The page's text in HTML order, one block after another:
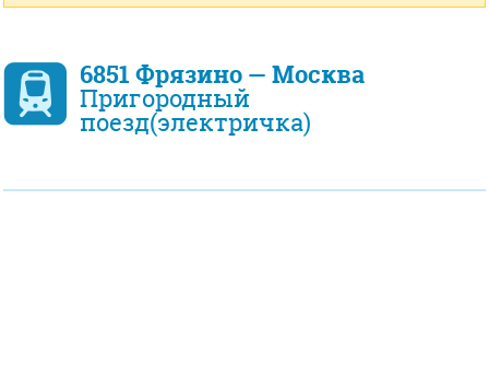
6851 Фрязино — Москва
Пригородный
поезд(электричка)